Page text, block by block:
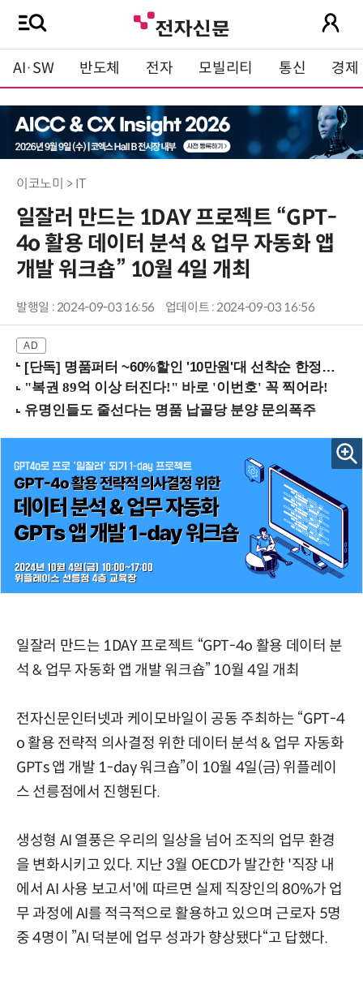
AI·SW 반도체 전자 모빌리티 통신 경제
이코노미 > IT
일잘러 만드는 1DAY 프로젝트 “GPT-
4o 활용 데이터 분석 & 업무 자동화 앱
개발 워크숍” 10월 4일 개최
발행일 : 2024-09-03 16:56 업데이트 : 2024-09-03 16:56
[단독] 명품퍼터 ~60%할인 '10만원'대 선착순 한정판매!
일잘러 만드는 1DAY 프로젝트 “GPT-4o 활용 데이터 분
석 & 업무 자동화 앱 개발 워크숍” 10월 4일 개최
전자신문인터넷과 케이모바일이 공동 주최하는 “GPT-4
o 활용 전략적 의사결정 위한 데이터 분석 & 업무 자동화
GPTs 앱 개발 1-day 워크숍”이 10월 4일(금) 위플레이
스 선릉점에서 진행된다.
생성형 AI 열풍은 우리의 일상을 넘어 조직의 업무 환경
을 변화시키고 있다. 지난 3월 OECD가 발간한 '직장 내
에서 AI 사용 보고서'에 따르면 실제 직장인의 80%가 업
무 과정에 AI를 적극적으로 활용하고 있으며 근로자 5명
중 4명이 ”AI 덕분에 업무 성과가 향상됐다“고 답했다.